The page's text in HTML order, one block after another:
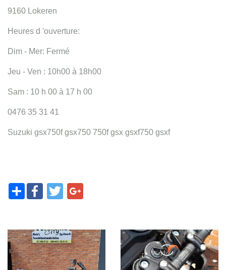
9160 Lokeren
Heures d 'ouverture:
Dim - Mer: Fermé
Jeu - Ven : 10h00 à 18h00
Sam : 10 h 00 à 17 h 00
0476 35 31 41
Suzuki gsx750f gsx750 750f gsx gsxf750 gsxf
Share FacebookTwitter